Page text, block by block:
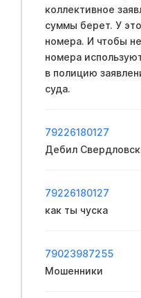
коллективное
суммы берет. У
номера. И чтобы
номера
в полицию
суда.
79226180127
Дебил
79226180127
как ты чуска
79023987255
Мошенники